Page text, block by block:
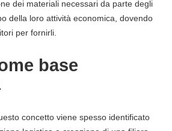
dei materiali necessari da parte degli
della loro attività economica, dovendo
per fornirli.
base
concetto viene spesso identificato